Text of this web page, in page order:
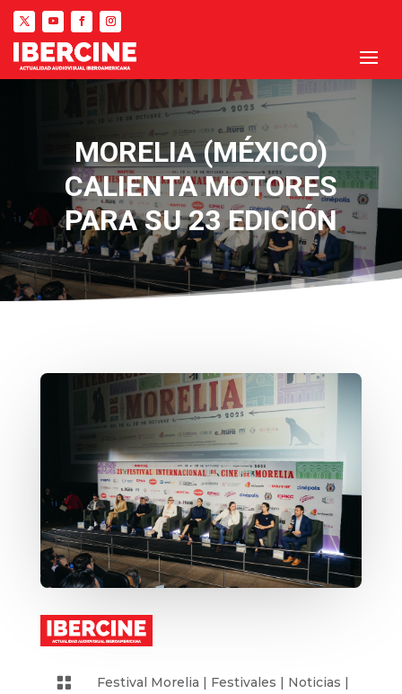
MORELIA (MÉXICO)
CALIENTA MOTORES
PARA SU 23 EDICIÓN
 Festival Morelia | Festivales | Noticias |